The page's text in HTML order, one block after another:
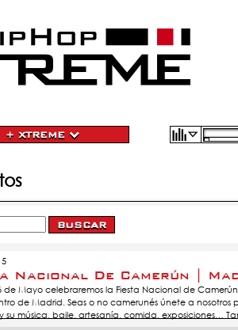
+ XTREME
Nacional De Camerún |
de Mayo celebraremos la Fiesta Nacional de
de Madrid. Seas o no camerunés únete a nosotros
su música, baile, artesanía, comida, exposiciones…